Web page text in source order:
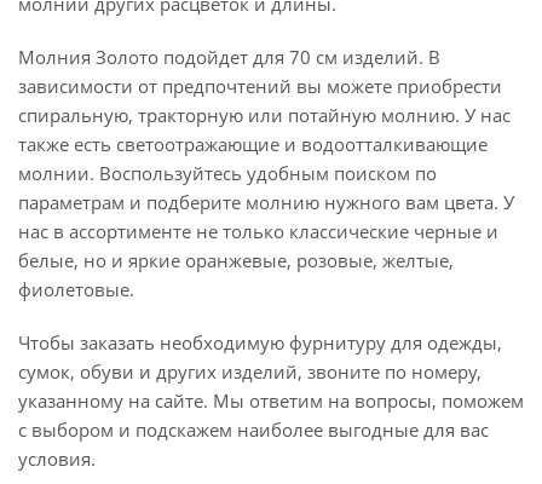
Молния Золото подойдет для 70 см изделий. В
зависимости от предпочтений вы можете приобрести
спиральную, тракторную или потайную молнию. У нас
также есть светоотражающие и водоотталкивающие
молнии. Воспользуйтесь удобным поиском по
параметрам и подберите молнию нужного вам цвета. У
нас в ассортименте не только классические черные и
белые, но и яркие оранжевые, розовые, желтые,
фиолетовые.
Чтобы заказать необходимую фурнитуру для одежды,
сумок, обуви и других изделий, звоните по номеру,
указанному на сайте. Мы ответим на вопросы, поможем
с выбором и подскажем наиболее выгодные для вас
условия.